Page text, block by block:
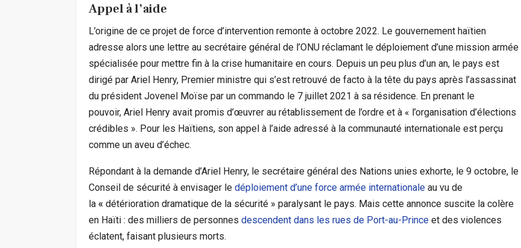
Appel à l’aide
L’origine de ce projet de force d’intervention remonte à octobre 2022. Le gouvernement haïtien
adresse alors une lettre au secrétaire général de l’ONU réclamant le déploiement d’une mission armée
spécialisée pour mettre fin à la crise humanitaire en cours. Depuis un peu plus d’un an, le pays est
dirigé par Ariel Henry, Premier ministre qui s’est retrouvé de facto à la tête du pays après l’assassinat
du président Jovenel Moïse par un commando le 7 juillet 2021 à sa résidence. En prenant le
pouvoir, Ariel Henry avait promis d’œuvrer au rétablissement de l’ordre et à « l’organisation d’élections
crédibles ». Pour les Haïtiens, son appel à l’aide adressé à la communauté internationale est perçu
comme un aveu d’échec.
Répondant à la demande d’Ariel Henry, le secrétaire général des Nations unies exhorte, le 9 octobre, le
Conseil de sécurité à envisager le déploiement d’une force armée internationale au vu de
la « détérioration dramatique de la sécurité » paralysant le pays. Mais cette annonce suscite la colère
en Haïti : des milliers de personnes descendent dans les rues de Port-au-Prince et des violences
éclatent, faisant plusieurs morts.